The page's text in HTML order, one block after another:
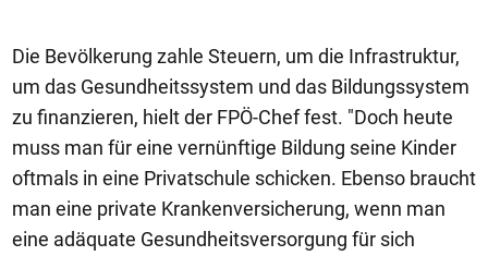
Die Bevölkerung zahle Steuern, um die Infrastruktur,
um das Gesundheitssystem und das Bildungssystem
zu finanzieren, hielt der FPÖ-Chef fest. "Doch heute
muss man für eine vernünftige Bildung seine Kinder
oftmals in eine Privatschule schicken. Ebenso braucht
man eine private Krankenversicherung, wenn man
eine adäquate Gesundheitsversorgung für sich